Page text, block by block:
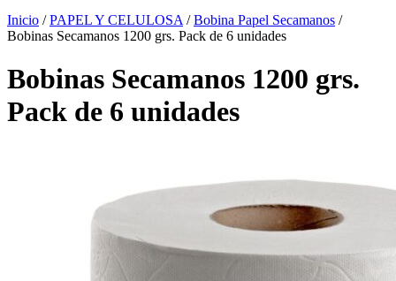
Inicio /PAPEL Y CELULOSA /Bobina Papel Secamanos /
Bobinas Secamanos 1200 grs. Pack de 6 unidades
Bobinas Secamanos 1200 grs.
Pack de 6 unidades